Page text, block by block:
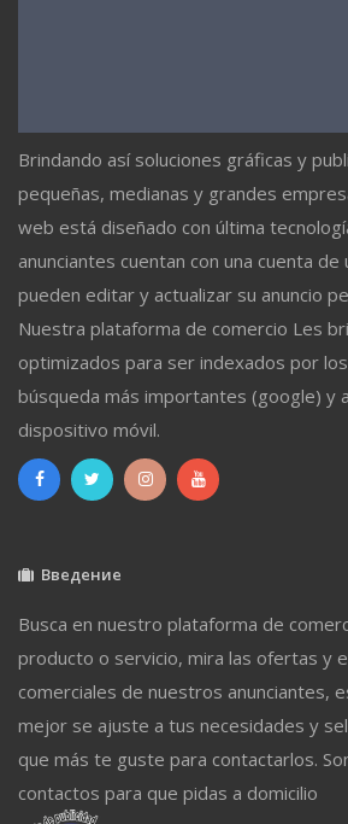
Brindando así soluciones gráficas y
pequeñas, medianas y grandes
web está diseñado con última
anunciantes cuentan con una cuenta de
pueden editar y actualizar su anuncio
Nuestra plataforma de comercio Les
optimizados para ser indexados por
búsqueda más importantes (google) y
dispositivo móvil.
Введение
Busca en nuestro plataforma de
producto o servicio, mira las ofertas y
comerciales de nuestros anunciantes,
mejor se ajuste a tus necesidades y
que más te guste para contactarlos.
contactos para que pidas a domicilio